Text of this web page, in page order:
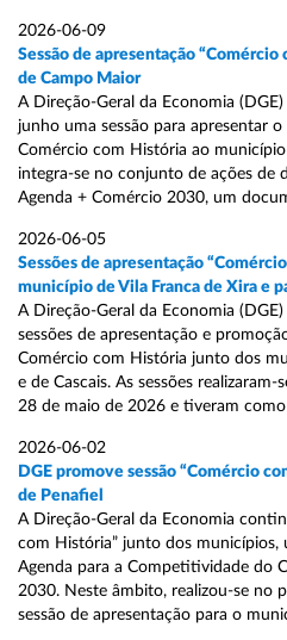
2026-06-09
Sessão de apresentação
de Campo Maior
A Direção-Geral da Economia
junho uma sessão para apresentar o
Comércio com História ao
integra-se no conjunto de ações de
Agenda + Comércio 2030, um
2026-06-05
Sessões de apresentação
município de Vila Franca de Xira e
A Direção-Geral da Economia
sessões de apresentação e
Comércio com História junto dos
e de Cascais. As sessões
28 de maio de 2026 e tiveram
2026-06-02
DGE promove sessão “Comércio
de Penafiel
A Direção-Geral da Economia
com História” junto dos municípios,
Agenda para a Competitividade do
2030. Neste âmbito, realizou-se no
sessão de apresentação para o